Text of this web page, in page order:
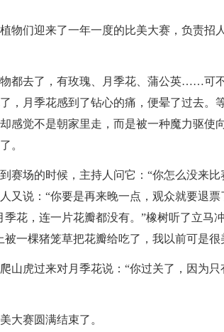
物们迎来了一年一度的比美大赛，负责招
都去了，有玫瑰、月季花、蒲公英……可
，月季花感到了钻心的痛，便晕了过去。
感觉不是朝家里走，而是被一种魔力驱使
。
赛场的时候，主持人问它：“你怎么没来
又说：“你要是再来晚一点，观众就要退
花，连一片花瓣都没有。”橡树听了立马
被一棵猪笼草把花瓣给吃了，我以前可是很
山虎过来对月季花说：“你过关了，因为
大赛圆满结束了。